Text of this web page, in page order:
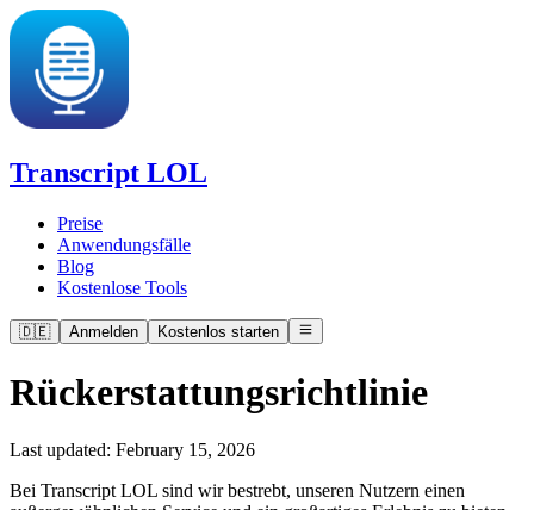
Transcript LOL
Preise
Anwendungsfälle
Blog
Kostenlose Tools
🇩🇪 Anmelden Kostenlos starten
Rückerstattungsrichtlinie
Last updated: February 15, 2026
Bei Transcript LOL sind wir bestrebt, unseren Nutzern einen